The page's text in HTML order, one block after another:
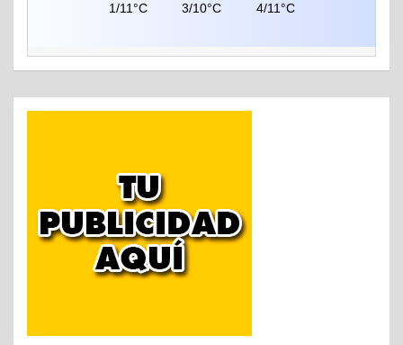
1/11°C 3/10°C 4/11°C